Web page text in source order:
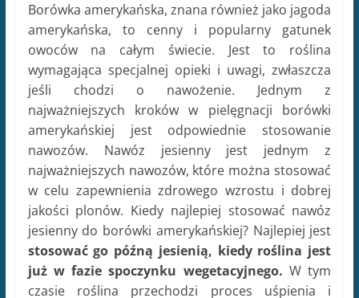
Borówka amerykańska, znana również jako jagoda
amerykańska, to cenny i popularny gatunek
owoców na całym świecie. Jest to roślina
wymagająca specjalnej opieki i uwagi, zwłaszcza
jeśli chodzi o nawożenie. Jednym z
najważniejszych kroków w pielęgnacji borówki
amerykańskiej jest odpowiednie stosowanie
nawozów. Nawóz jesienny jest jednym z
najważniejszych nawozów, które można stosować
w celu zapewnienia zdrowego wzrostu i dobrej
jakości plonów. Kiedy najlepiej stosować nawóz
jesienny do borówki amerykańskiej? Najlepiej jest
stosować go późną jesienią, kiedy roślina jest
już w fazie spoczynku wegetacyjnego. W tym
czasie roślina przechodzi proces uśpienia i